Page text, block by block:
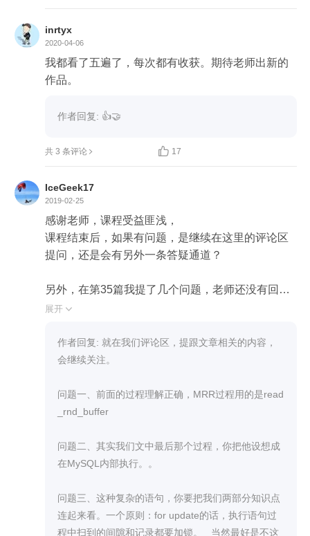

inrtyx
2020-04-06
我都看了五遍了，每次都有收获。期待老师出新的
作品。
作者回复: 👍🤝
共 3 条评论  17
IceGeek17
2019-02-25
感谢老师，课程受益匪浅，
课程结束后，如果有问题，是继续在这里的评论区
提问，还是会有另外一条答疑通道？
另外，在第35篇我提了几个问题，老师还没有回
答，我这里再贴一下，老师看一下
对于BKA算法的流程理解，用文中的例子，先把t1
表（小表）中查询需要的字段放入join_buffer, 然后
a查到id，然后得到一批主键id，再根据主键id排
序，然后再根据排完序的id去主键索引查数据（这
理解是否正确？
这里对于主键id排序是在哪里做的，是在join_buffer
fer里，那join_buffer里的每行内容是不是：t2.id + t1
查询必须的字段，并且join_buffer里是根据id排序
的？
展开 
作者回复: 就在我们评论区，提跟文章相关的内容，
会继续关注。
问题一、前面的过程理解正确，MRR过程用的是read
_rnd_buffer
问题二、其实我们文中最后那个过程，你把他设想成
在MySQL内部执行。。
问题三、这种复杂的语句，你要把我们两部分知识点
连起来看。一个原则：for update的话，执行语句过
程中扫到的间隙和记录都要加锁。   当然最好是不这